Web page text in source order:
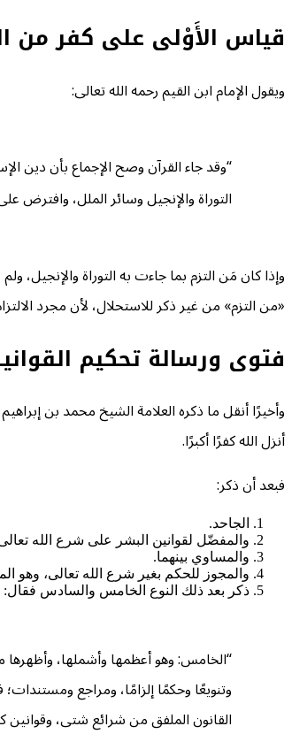
قياس الأَوْلى على كفر من
ويقول الإمام ابن القيم رحمه الله تعالى:
“وقد جاء القرآن وصح الإجماع بأن دين
التوراة والإنجيل وسائر الملل، وافترض
وإذا كان مَن التزم بما جاءت به التوراة والإنجيل،
«من التزم» من غير ذكر للاستحلال، لأن مجرد
فتوى ورسالة تحكيم
وأخيرًا أنقل ما ذكره العلامة الشيخ محمد بن
أنزل الله كفرًا أكبرًا.
فبعد أن ذكر:
الجاحد.
والمفضّل لقوانين البشر على شرع الله
والمساوي بينهما.
والمجوز للحكم بغير شرع الله تعالى، وهو
ذكر بعد ذلك النوع الخامس والسادس فقال:
“الخامس: وهو أعظمها وأشملها، وأظهرها
وتنويعًا وحكمًا إلزامًا، ومراجع
القانون الملفق من شرائع شتى، وقوانين